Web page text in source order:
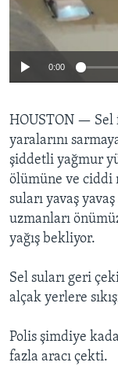
HAYATTAN
SANAT
BIZI TAKIP EDIN
Diller
0:00
HOUSTON — Sel
yaralarını
şiddetli yağmur
ölümüne ve ciddi
suları yavaş
uzmanları
yağış bekliyor.
Sel suları geri
alçak yerlere
Polis şimdiye
fazla aracı çekti.